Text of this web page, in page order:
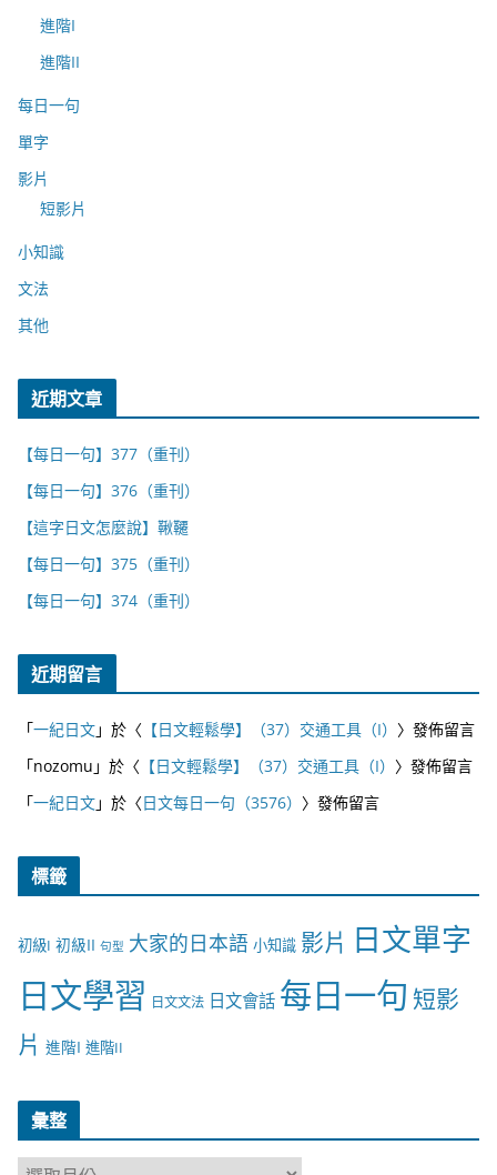
進階I
進階II
每日一句
單字
影片
短影片
小知識
文法
其他
近期文章
【每日一句】377（重刊）
【每日一句】376（重刊）
【這字日文怎麼說】鞦韆
【每日一句】375（重刊）
【每日一句】374（重刊）
近期留言
「一紀日文」於〈 【日文輕鬆學】（37）交通工具（I） 〉發佈留言
「nozomu 」於〈 【日文輕鬆學】（37）交通工具（I） 〉發佈留言
「一紀日文」於〈日文每日一句（3576） 〉發佈留言
標籤
初級I 初級II 句型 大家的日本語 小知識 影片 日文單字
日文學習 日文文法 日文會話 每日一句 短影
片 進階I 進階II
彙整
彙